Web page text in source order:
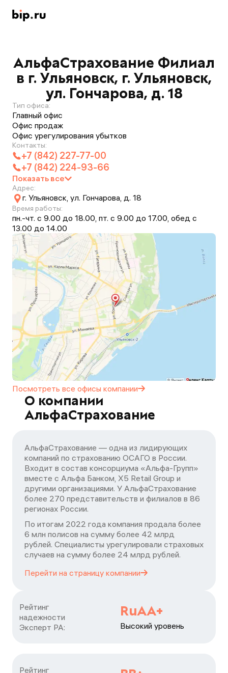
АльфаСтрахование Филиал
в г. Ульяновск, г. Ульяновск,
ул. Гончарова, д. 18
Тип офиса:
Главный офис
Офис продаж
Офис урегулирования убытков
Контакты:
+7 (842) 227-77-00
+7 (842) 224-93-66
Показать все
Адрес:
г. Ульяновск, ул. Гончарова, д. 18
Время работы:
пн.-чт. с 9.00 до 18.00, пт. с 9.00 до 17.00, обед с
13.00 до 14.00
Посмотреть все офисы компании
О компании
АльфаСтрахование
АльфаСтрахование — одна из лидирующих
компаний по страхованию ОСАГО в России.
Входит в состав консорциума «Альфа-Групп»
вместе с Альфа Банком, X5 Retail Group и
другими организациями. У АльфаСтрахование
более 270 представительств и филиалов в 86
регионах России.
По итогам 2022 года компания продала более
6 млн полисов на сумму более 42 млрд
рублей. Специалисты урегулировали страховых
случаев на сумму более 24 млрд рублей.
Перейти на страницу компании
Рейтинг
надежности
Эксперт РА:
RuAA+
Высокий уровень
Рейтинг